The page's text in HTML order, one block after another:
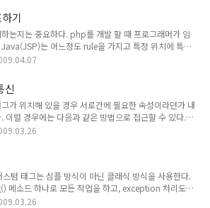
원하는 인..
에 실리다니... 참으로 창피하네요
ㅎㅎ 이메일에 실린 포스트는
니다. 나중에 고수가 된다면, 기
익한 정보를 블로그에 포스팅을 쓸
차니즘 때문에 진도가 느려서 탈
기
는지는 중요하다. php를 개발 할 때 프로그래머가 임
는 어느정도 rule을 가지고 특정 위치에 특정
애플리케이션이 돌아가기 때문이다. 따라서 중요한 몇
및 그 하위 디렉토리 WEB-INF 밑에 배포 할 경우에는
없다. 대신 웹 애플리케이션에서 접근을 하게 만들 경
. 태그파일(.tag) - http://www.4te.co.kr/567 참고
포 DD 파일 이름은 web.xml이어야 하며 WEB-IN..
신
가 위치해 있을 경우 서로간에 필요한 속성이라던가 내
이럴 경우에는 다음과 같은 방법으로 접근할 수 있다.
NestedLevel Check NestedLevel
java.io.IOException; import
import javax.servlet.jsp.tagext.Tag; import
public class NestedL..
텀 태그는 심플 방식이 아닌 클래식 방식을 사용한다.
메소드 하나로 모든 작업을 하고, exception 처리도
를 throw 해서 catch 블럭이 없지만, 클래식 방식에